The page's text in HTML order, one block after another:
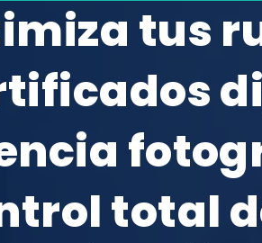
tus
total